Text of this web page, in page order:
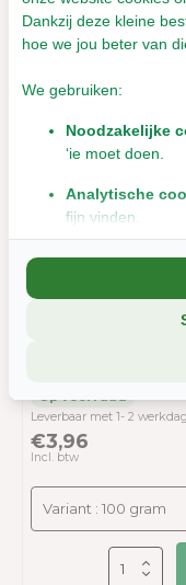
€2,98
Incl. btw
Leverbaar met 1- 2
€3,96
Incl. btw
Dankzij deze kleine
hoe we jou beter van
We gebruiken:
Noodzakelijke
‘ie moet doen.
Analytische
fijn vinden.
aanbiedingen te
We delen soms
deelt, of die ze elders
Wil je liever geen
misschien net iets